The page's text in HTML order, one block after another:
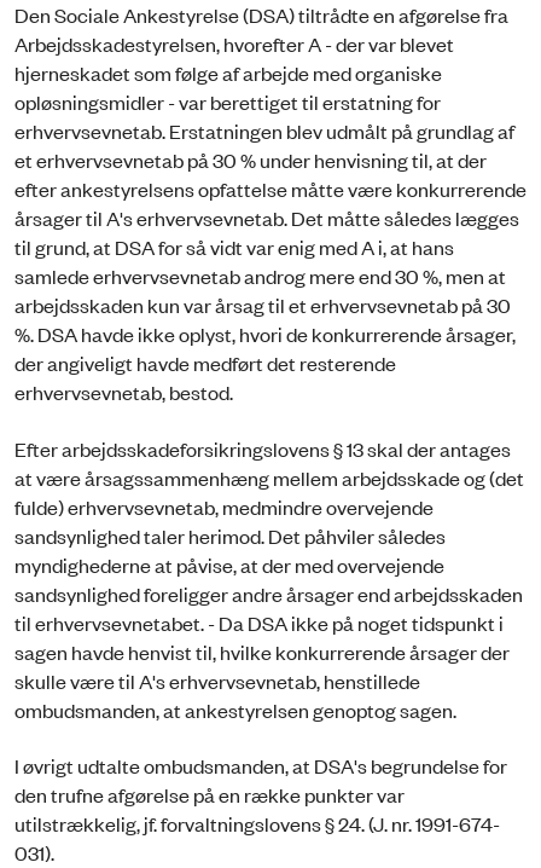
Den Sociale Ankestyrelse (DSA) tiltrådte en afgørelse fra
Arbejdsskadestyrelsen, hvorefter A - der var blevet
hjerneskadet som følge af arbejde med organiske
opløsningsmidler - var berettiget til erstatning for
erhvervsevnetab. Erstatningen blev udmålt på grundlag af
et erhvervsevnetab på 30 % under henvisning til, at der
efter ankestyrelsens opfattelse måtte være konkurrerende
årsager til A's erhvervsevnetab. Det måtte således lægges
til grund, at DSA for så vidt var enig med A i, at hans
samlede erhvervsevnetab androg mere end 30 %, men at
arbejdsskaden kun var årsag til et erhvervsevnetab på 30
%. DSA havde ikke oplyst, hvori de konkurrerende årsager,
der angiveligt havde medført det resterende
erhvervsevnetab, bestod.
Efter arbejdsskadeforsikringslovens § 13 skal der antages
at være årsagssammenhæng mellem arbejdsskade og (det
fulde) erhvervsevnetab, medmindre overvejende
sandsynlighed taler herimod. Det påhviler således
myndighederne at påvise, at der med overvejende
sandsynlighed foreligger andre årsager end arbejdsskaden
til erhvervsevnetabet. - Da DSA ikke på noget tidspunkt i
sagen havde henvist til, hvilke konkurrerende årsager der
skulle være til A's erhvervsevnetab, henstillede
ombudsmanden, at ankestyrelsen genoptog sagen.
I øvrigt udtalte ombudsmanden, at DSA's begrundelse for
den trufne afgørelse på en række punkter var
utilstrækkelig, jf. forvaltningslovens § 24. (J. nr. 1991-674-
031).